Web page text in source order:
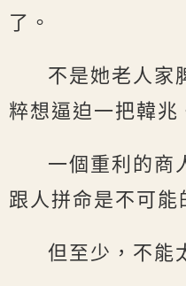
了。
不是她老人家
粹想逼迫一把韓兆
一個重利的商
跟人拼命是不可能
但至少，不能